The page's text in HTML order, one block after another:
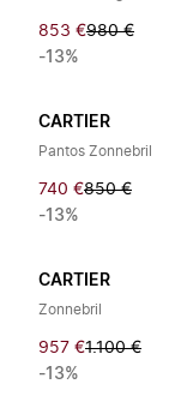
853 €980 €
-13%
CARTIER
Pantos Zonnebril
740 €850 €
-13%
CARTIER
Zonnebril
957 €1.100 €
-13%